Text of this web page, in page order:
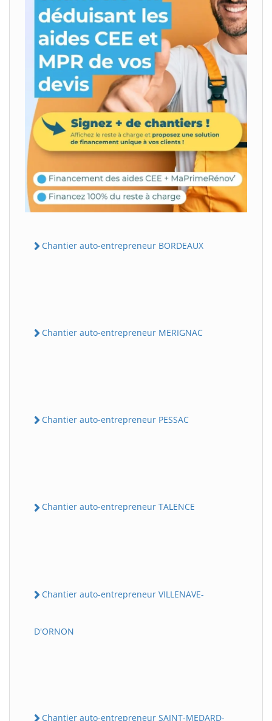
Chantier auto-entrepreneur BORDEAUX
Chantier auto-entrepreneur MERIGNAC
Chantier auto-entrepreneur PESSAC
Chantier auto-entrepreneur TALENCE
Chantier auto-entrepreneur VILLENAVE-
D'ORNON
Chantier auto-entrepreneur SAINT-MEDARD-